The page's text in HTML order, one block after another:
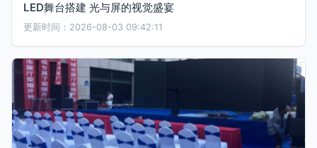
LED舞台搭建 光与屏的视觉盛宴
更新时间：2026-08-03 09:42:11